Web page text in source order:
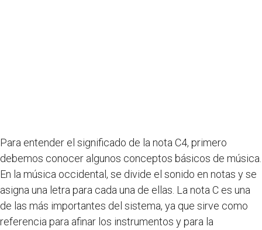
Para entender el significado de la nota C4, primero
debemos conocer algunos conceptos básicos de música.
En la música occidental, se divide el sonido en notas y se
asigna una letra para cada una de ellas. La nota C es una
de las más importantes del sistema, ya que sirve como
referencia para afinar los instrumentos y para la